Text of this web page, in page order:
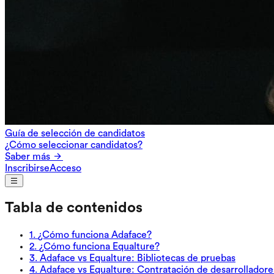
Guía de selección de candidatos
¿Cómo seleccionar candidatos?
Saber más
InscribirseAcceso
Tabla de contenidos
1 . ¿Cómo funciona Adaface?
2. ¿Cómo funciona Equalture?
3. Adaface vs Equalture: Bibliotecas de pruebas
4. Adaface vs Equalture: Contratación de